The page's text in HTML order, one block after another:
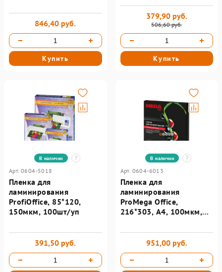
846,40 руб.
Купить
506,60 руб.
379,90 руб.
Купить
В наличии
Арт. 0604-5018
Пленка для
ламинирования
ProfiOffice, 85*120,
150мкм, 100шт/уп
391,50 руб.
В наличии
Арт. 0604-6013
Пленка для
ламинирования
ProMega Office,
216*303, А4, 100мкм,
951,00 руб.